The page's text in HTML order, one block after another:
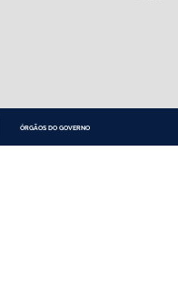
ÓRGÃOS DO GOVERNO